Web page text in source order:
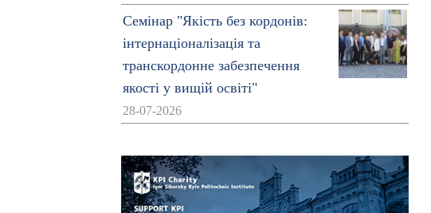
Семінар "Якість без кордонів:
інтернаціоналізація та
транскордонне забезпечення
якості у вищій освіті"
28-07-2026